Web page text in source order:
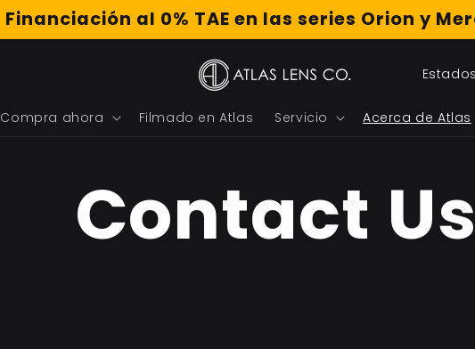
Financiación al 0% TAE en las series Orion y
Compra ahora Filmado en Atlas Servicio Acerca de Atlas
P
a
s
/
Contact Us